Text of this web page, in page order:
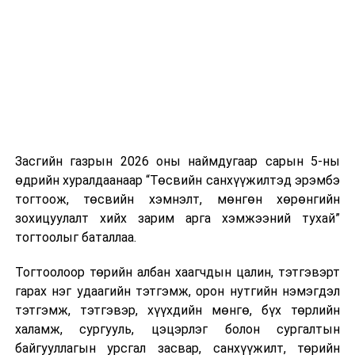
Шинэ хууль Францын зах зээлд үйлчилдэг гадаадын
дуудлагын төвүүдэд нөлөөлөхөөр байна. Тухайлбал,
Мароккогийн дуудлагын төвүүдийн орлогын 80 гаруй
хувь Францын зах зээлээс бүрддэг бөгөөд тус улсын
40–50 мянган ажлын байр эрсдэлд орж болзошгүйг
Засгийн газрын 2026 оны наймдугаар сарын 5-ны
өдрийн хуралдаанаар “Төсвийн санхүүжилтэд эрэмбэ
тогтоож, төсвийн хэмнэлт, мөнгөн хөрөнгийн
зохицуулалт хийх зарим арга хэмжээний тухай”
тогтоолыг баталлаа.
Тогтоолоор төрийн албан хаагчдын цалин, тэтгэвэрт
гарах нэг удаагийн тэтгэмж, орон нутгийн нэмэгдэл
тэтгэмж, тэтгэвэр, хүүхдийн мөнгө, бүх төрлийн
халамж, сургууль, цэцэрлэг болон сургалтын
байгууллагын урсгал засвар, санхүүжилт, төрийн